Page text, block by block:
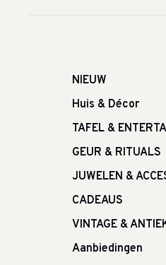
NIEUW
Huis & Décor
TAFEL &
GEUR & RITUALS
JUWELEN &
CADEAUS
VINTAGE &
Aanbiedingen